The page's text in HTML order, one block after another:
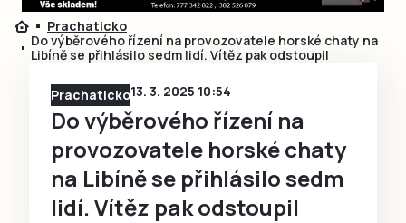
Přihlásit se přes Facebook
Ještě nemám účet, chci se
Registrovat
Prachaticko
Do výběrového řízení na provozovatele horské chaty na
Libíně se přihlásilo sedm lidí. Vítěz pak odstoupil
Prachaticko13. 3. 2025 10:54
Do výběrového řízení na
provozovatele horské chaty
na Libíně se přihlásilo sedm
lidí. Vítěz pak odstoupil